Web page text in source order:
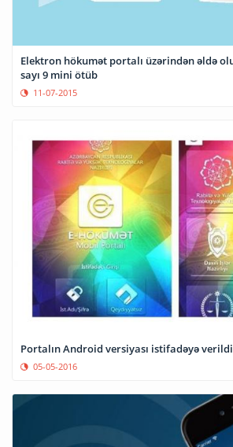
Elektron hökumət portalı üzərindən əldə olunan e-arayışların
sayı 9 mini ötüb
11-07-2015
Portalın Android versiyası istifadəyə verildi
05-05-2016